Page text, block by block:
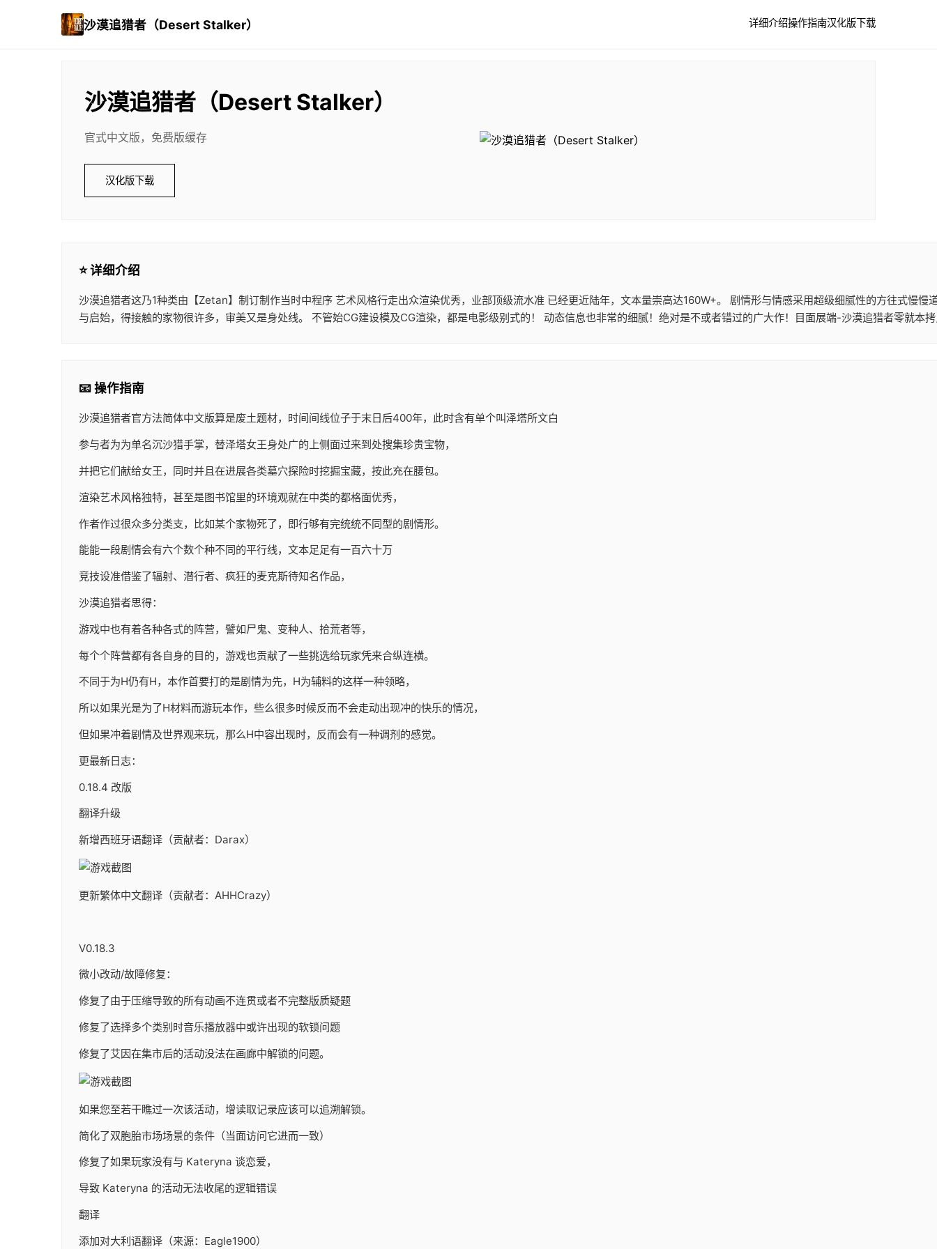
沙漠追猎者（Desert Stalker） 详细介绍操作指南汉化版下载
沙漠追猎者（Desert Stalker）
官式中文版，免费版缓存
汉化版下载
⭐ 详细介绍
沙漠追猎者这乃1种类由【Zetan】制订制作当时中程序 艺术风格行走出众渲染优秀，业部顶级流水准 已经更近陆年，文本量崇高达160W+。 剧情形与情感采用超级细腻性的方往式慢慢
与启始，得接触的家物很许多，审美又是身处线。 不管始CG建设模及CG渲染，都是电影级别式的！ 动态信息也非常的细腻！绝对是不或者错过的广大作！目面展端-沙漠追猎者零就本
📧 操作指南
沙漠追猎者官方法简体中文版算是废土题材，时间间线位子于末日后400年，此时含有单个叫泽塔所文白
参与者为为单名沉沙猎手掌，替泽塔女王身处广的上侧面过来到处搜集珍贵宝物，
并把它们献给女王，同时并且在进展各类墓穴探险时挖掘宝藏，按此充在腰包。
渲染艺术风格独特，甚至是图书馆里的环境观就在中类的都格面优秀，
作者作过很众多分类支，比如某个家物死了，即行够有完统统不同型的剧情形。
能能一段剧情会有六个数个种不同的平行线，文本足足有一百六十万
竞技设准借鉴了辐射、潜行者、疯狂的麦克斯待知名作品，
沙漠追猎者思得：
游戏中也有着各种各式的阵营，譬如尸鬼、变种人、拾荒者等，
每个个阵营都有各自身的目的，游戏也贡献了一些挑选给玩家凭来合纵连横。
不同于为H仍有H，本作首要打的是剧情为先，H为辅料的这样一种领略，
所以如果光是为了H材料而游玩本作，些么很多时候反而不会走动出现冲的快乐的情况，
但如果冲着剧情及世界观来玩，那么H中容出现时，反而会有一种调剂的感觉。
更最新日志：
0.18.4 改版
翻译升级
新增西班牙语翻译（贡献者：Darax）
更新繁体中文翻译（贡献者：AHHCrazy）
V0.18.3
微小改动/故障修复：
修复了由于压缩导致的所有动画不连贯或者不完整版质疑题
修复了选择多个类别时音乐播放器中或许出现的软锁问题
修复了艾因在集市后的活动没法在画廊中解锁的问题。
如果您至若干瞧过一次该活动，增读取记录应该可以追溯解锁。
简化了双胞胎市场场景的条件（当面访问它进而一致）
修复了如果玩家没有与 Kateryna 谈恋爱，
导致 Kateryna 的活动无法收尾的逻辑错误
翻译
添加对大利语翻译（来源：Eagle1900）